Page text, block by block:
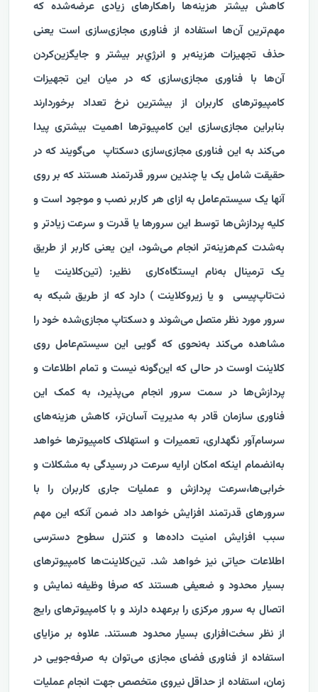
کاهش بیشتر هزینه‌ها راهکارهای زیادی عرضه‌شده که
مهم‌ترین آن‌ها استفاده از فناوری مجازی‌سازی است یعنی
حذف تجهیزات هزینه‌بر و انرژي‌بر بیشتر و جایگزین‌کردن
آن‌ها با فناوری‌ مجازی‌سازی که در میان این تجهیزات
کامپیوترهای کاربران از بیشترین نرخ تعداد برخوردارند
بنابراین مجازی‌سازی این کامپیوترها اهمیت بیشتری پیدا
می‌کند به این فناوری مجازی‌سازی دسکتاپ می‌گویند که در
حقیقت شامل یک یا چندین سرور قدرتمند هستند که بر روی
آنها یک سیستم‌عامل به ازای هر کاربر نصب و موجود است و
کلیه پردازش‌ها توسط این سرورها یا قدرت و سرعت زیادتر و
به‌شدت کم‌هزینه‌تر انجام می‌شود، این یعنی کاربر از طریق
یک ترمینال به‌نام‌ ایستگاه‌کاری نظیر: (تین‌کلاینت یا
نت‌تاپ‌پیسی و یا زیروکلاینت ) دارد که از طریق شبکه به
سرور مورد نظر متصل می‌شوند و دسکتاپ مجازی‌شده خود را
مشاهده می‌کند به‌نحوی که گویی این سیستم‌عامل روی
کلاینت اوست در حالی که این‌گونه نیست و تمام اطلاعات و
پردازش‌ها در سمت سرور انجام می‌پذیرد، به کمک این
فناوری سازمان قادر به مدیریت آسان‌تر، کاهش هزینه‌های
سرسام‌آور نگهداری، تعمیرات و استهلاک کامپیوترها خواهد
به‌انضمام اینکه امکان ارایه سرعت در رسیدگی به مشکلات و
خرابی‌ها،سرعت پردازش و عملیات جاری کاربران را با
سرورهای قدرتمند افزایش خواهد داد ضمن آنکه این مهم
سبب افزایش امنیت داده‌ها و کنترل سطوح دسترسی
اطلاعات حیاتی نیز خواهد شد. تین‌کلاینت‌ها کامپیوترهای
بسیار محدود و ضعیفی هستند که صرفا وظیفه نمایش و
اتصال به سرور مرکزی را برعهده دارند و با کامپیوترهای رایج
از نظر سخت‌افزاری بسیار محدود هستند. علاوه بر مزایای
استفاده از فناوری فضای مجازی می‌توان به صرفه‌جویی در
زمان، استفاده از حداقل نیروی متخصص جهت انجام عملیات